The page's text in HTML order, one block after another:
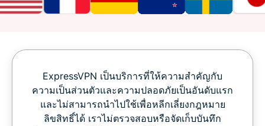
ExpressVPN เป็นบริการที่ให้ความสำคัญกับ
ความเป็นส่วนตัวและความปลอดภัยเป็นอันดับแรก
และไม่สามารถนำไปใช้เพื่อหลีกเลี่ยงกฎหมาย
ลิขสิทธิ์ได้ เราไม่ตรวจสอบหรือจัดเก็บบันทึก